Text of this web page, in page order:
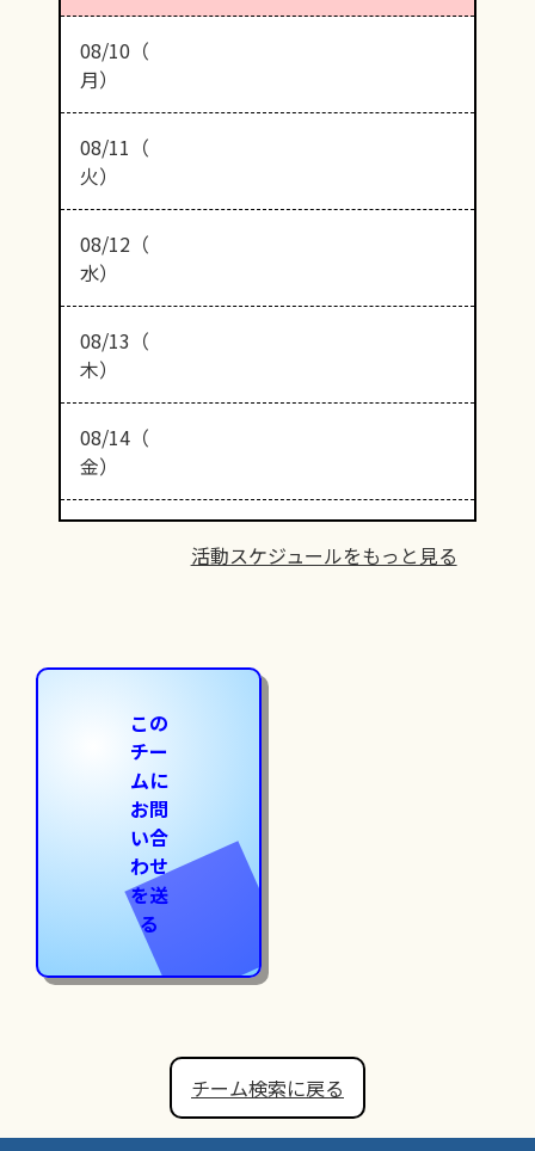
08/10（
月）
08/11（
火）
08/12（
水）
08/13（
木）
08/14（
金）
活動スケジュールをもっと見る
この
チー
ムに
お問
い合
わせ
を送
る
チーム検索に戻る